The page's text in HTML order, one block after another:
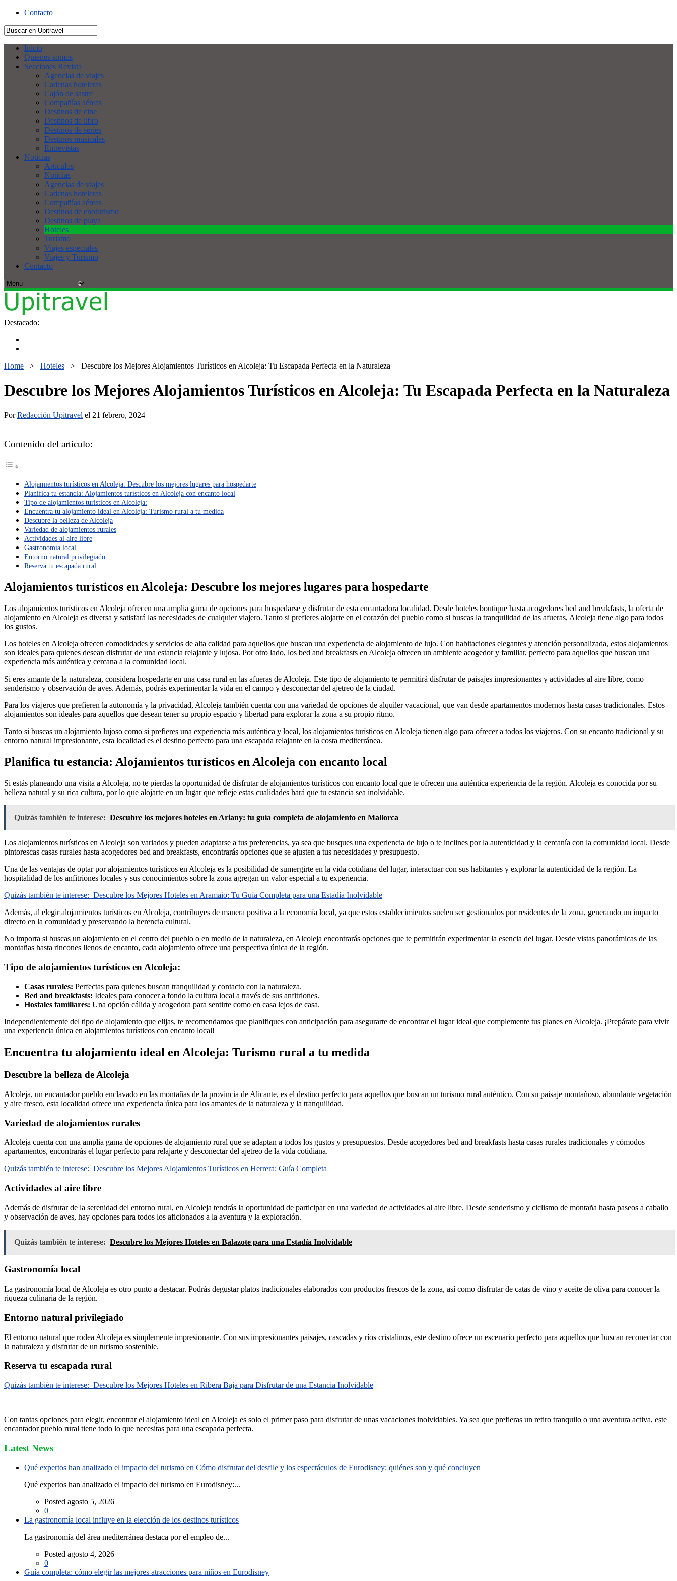
Contacto
Inicio
Quienes somos
Secciones Revista
Agencias de viajes
Cadenas hoteleras
Cajón de sastre
Compañías aéreas
Destinos de cine
Destinos de libro
Destinos de series
Destinos musicales
Entrevistas
Noticias
Artículos
Noticias
Agencias de viajes
Cadenas hoteleras
Compañías aéreas
Destinos de enoturismo
Destinos de playa
Hoteles
Turismo
Viajes especiales
Viajes y Turismo
Contacto
Destacado:
Home > Hoteles > Descubre los Mejores Alojamientos Turísticos en Alcoleja: Tu Escapada Perfecta en la Naturaleza
Descubre los Mejores Alojamientos Turísticos en Alcoleja: Tu Escapada Perfecta en la Naturaleza
PorRedacción Upitravel el 21 febrero, 2024
Contenido del artículo:
Alojamientos turísticos en Alcoleja: Descubre los mejores lugares para hospedarte
Planifica tu estancia: Alojamientos turísticos en Alcoleja con encanto local
Tipo de alojamientos turísticos en Alcoleja:
Encuentra tu alojamiento ideal en Alcoleja: Turismo rural a tu medida
Descubre la belleza de Alcoleja
Variedad de alojamientos rurales
Actividades al aire libre
Gastronomía local
Entorno natural privilegiado
Reserva tu escapada rural
Alojamientos turísticos en Alcoleja: Descubre los mejores lugares para hospedarte
Los alojamientos turísticos en Alcoleja ofrecen una amplia gama de opciones para hospedarse y disfrutar de esta encantadora localidad. Desde hoteles boutique hasta acogedores bed and breakfasts, la oferta de
alojamiento en Alcoleja es diversa y satisfará las necesidades de cualquier viajero. Tanto si prefieres alojarte en el corazón del pueblo como si buscas la tranquilidad de las afueras, Alcoleja tiene algo para todos
los gustos.
Los hoteles en Alcoleja ofrecen comodidades y servicios de alta calidad para aquellos que buscan una experiencia de alojamiento de lujo. Con habitaciones elegantes y atención personalizada, estos alojamientos
son ideales para quienes desean disfrutar de una estancia relajante y lujosa. Por otro lado, los bed and breakfasts en Alcoleja ofrecen un ambiente acogedor y familiar, perfecto para aquellos que buscan una
experiencia más auténtica y cercana a la comunidad local.
Si eres amante de la naturaleza, considera hospedarte en una casa rural en las afueras de Alcoleja. Este tipo de alojamiento te permitirá disfrutar de paisajes impresionantes y actividades al aire libre, como
senderismo y observación de aves. Además, podrás experimentar la vida en el campo y desconectar del ajetreo de la ciudad.
Para los viajeros que prefieren la autonomía y la privacidad, Alcoleja también cuenta con una variedad de opciones de alquiler vacacional, que van desde apartamentos modernos hasta casas tradicionales. Estos
alojamientos son ideales para aquellos que desean tener su propio espacio y libertad para explorar la zona a su propio ritmo.
Tanto si buscas un alojamiento lujoso como si prefieres una experiencia más auténtica y local, los alojamientos turísticos en Alcoleja tienen algo para ofrecer a todos los viajeros. Con su encanto tradicional y su
entorno natural impresionante, esta localidad es el destino perfecto para una escapada relajante en la costa mediterránea.
Planifica tu estancia: Alojamientos turísticos en Alcoleja con encanto local
Si estás planeando una visita a Alcoleja, no te pierdas la oportunidad de disfrutar de alojamientos turísticos con encanto local que te ofrecen una auténtica experiencia de la región. Alcoleja es conocida por su
belleza natural y su rica cultura, por lo que alojarte en un lugar que refleje estas cualidades hará que tu estancia sea inolvidable.
Quizás también te interese: Descubre los mejores hoteles en Ariany: tu guía completa de alojamiento en Mallorca
Los alojamientos turísticos en Alcoleja son variados y pueden adaptarse a tus preferencias, ya sea que busques una experiencia de lujo o te inclines por la autenticidad y la cercanía con la comunidad local. Desde
pintorescas casas rurales hasta acogedores bed and breakfasts, encontrarás opciones que se ajusten a tus necesidades y presupuesto.
Una de las ventajas de optar por alojamientos turísticos en Alcoleja es la posibilidad de sumergirte en la vida cotidiana del lugar, interactuar con sus habitantes y explorar la autenticidad de la región. La
hospitalidad de los anfitriones locales y sus conocimientos sobre la zona agregan un valor especial a tu experiencia.
Quizás también te interese: Descubre los Mejores Hoteles en Aramaio: Tu Guía Completa para una Estadía Inolvidable
Además, al elegir alojamientos turísticos en Alcoleja, contribuyes de manera positiva a la economía local, ya que estos establecimientos suelen ser gestionados por residentes de la zona, generando un impacto
directo en la comunidad y preservando la herencia cultural.
No importa si buscas un alojamiento en el centro del pueblo o en medio de la naturaleza, en Alcoleja encontrarás opciones que te permitirán experimentar la esencia del lugar. Desde vistas panorámicas de las
montañas hasta rincones llenos de encanto, cada alojamiento ofrece una perspectiva única de la región.
Tipo de alojamientos turísticos en Alcoleja:
Casas rurales: Perfectas para quienes buscan tranquilidad y contacto con la naturaleza.
Bed and breakfasts: Ideales para conocer a fondo la cultura local a través de sus anfitriones.
Hostales familiares: Una opción cálida y acogedora para sentirte como en casa lejos de casa.
Independientemente del tipo de alojamiento que elijas, te recomendamos que planifiques con anticipación para asegurarte de encontrar el lugar ideal que complemente tus planes en Alcoleja. ¡Prepárate para vivir
una experiencia única en alojamientos turísticos con encanto local!
Encuentra tu alojamiento ideal en Alcoleja: Turismo rural a tu medida
Descubre la belleza de Alcoleja
Alcoleja, un encantador pueblo enclavado en las montañas de la provincia de Alicante, es el destino perfecto para aquellos que buscan un turismo rural auténtico. Con su paisaje montañoso, abundante vegetación
y aire fresco, esta localidad ofrece una experiencia única para los amantes de la naturaleza y la tranquilidad.
Variedad de alojamientos rurales
Alcoleja cuenta con una amplia gama de opciones de alojamiento rural que se adaptan a todos los gustos y presupuestos. Desde acogedores bed and breakfasts hasta casas rurales tradicionales y cómodos
apartamentos, encontrarás el lugar perfecto para relajarte y desconectar del ajetreo de la vida cotidiana.
Quizás también te interese: Descubre los Mejores Alojamientos Turísticos en Herrera: Guía Completa
Actividades al aire libre
Además de disfrutar de la serenidad del entorno rural, en Alcoleja tendrás la oportunidad de participar en una variedad de actividades al aire libre. Desde senderismo y ciclismo de montaña hasta paseos a caballo
y observación de aves, hay opciones para todos los aficionados a la aventura y la exploración.
Quizás también te interese: Descubre los Mejores Hoteles en Balazote para una Estadía Inolvidable
Gastronomía local
La gastronomía local de Alcoleja es otro punto a destacar. Podrás degustar platos tradicionales elaborados con productos frescos de la zona, así como disfrutar de catas de vino y aceite de oliva para conocer la
riqueza culinaria de la región.
Entorno natural privilegiado
El entorno natural que rodea Alcoleja es simplemente impresionante. Con sus impresionantes paisajes, cascadas y ríos cristalinos, este destino ofrece un escenario perfecto para aquellos que buscan reconectar con
la naturaleza y disfrutar de un turismo sostenible.
Reserva tu escapada rural
Quizás también te interese: Descubre los Mejores Hoteles en Ribera Baja para Disfrutar de una Estancia Inolvidable
Con tantas opciones para elegir, encontrar el alojamiento ideal en Alcoleja es solo el primer paso para disfrutar de unas vacaciones inolvidables. Ya sea que prefieras un retiro tranquilo o una aventura activa, este
encantador pueblo rural tiene todo lo que necesitas para una escapada perfecta.
Latest News
Qué expertos han analizado el impacto del turismo en Cómo disfrutar del desfile y los espectáculos de Eurodisney: quiénes son y qué concluyen
Qué expertos han analizado el impacto del turismo en Eurodisney:...
Posted agosto 5, 2026
0
La gastronomía local influye en la elección de los destinos turísticos
La gastronomía del área mediterránea destaca por el empleo de...
Posted agosto 4, 2026
0
Guía completa: cómo elegir las mejores atracciones para niños en Eurodisney